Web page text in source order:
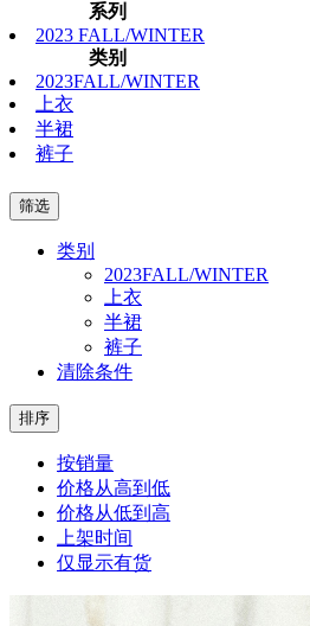
系列
2023 FALL/WINTER
类别
2023FALL/WINTER
上衣
半裙
裤子
筛选
类别
2023FALL/WINTER
上衣
半裙
裤子
清除条件
排序
按销量
价格从高到低
价格从低到高
上架时间
仅显示有货